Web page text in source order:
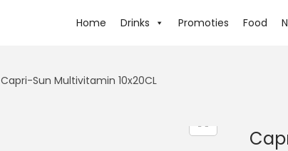
Home Drinks Promoties Food
Capri-Sun Multivitamin 10x20CL